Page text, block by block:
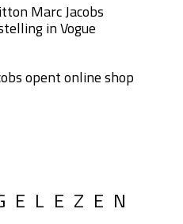
Marc Jacobs
in Vogue
opent online shop